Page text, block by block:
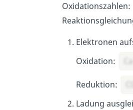
Elektronen
Oxidation:
Reduktion:
Ladung